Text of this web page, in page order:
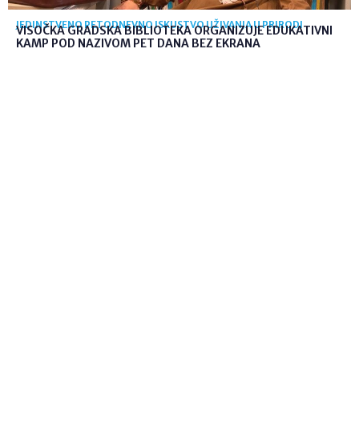
JEDINSTVENO PETODNEVNO ISKUSTVO UŽIVANJA U PRIRODI
VISOČKA GRADSKA BIBLIOTEKA ORGANIZUJE EDUKATIVNI
KAMP POD NAZIVOM PET DANA BEZ EKRANA